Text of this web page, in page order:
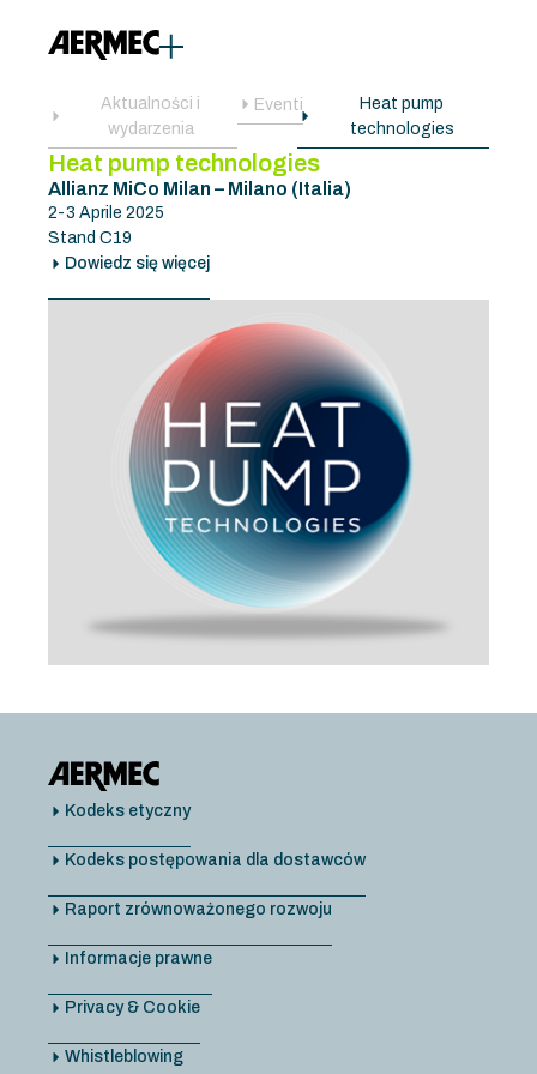
Aktualności i
wydarzenia
Eventi
Heat pump
technologies
Heat pump technologies
Allianz MiCo Milan – Milano (Italia)
2-3 Aprile 2025
Stand C19
Dowiedz się więcej
Kodeks etyczny
Kodeks postępowania dla dostawców
Raport zrównoważonego rozwoju
Informacje prawne
Privacy & Cookie
Whistleblowing